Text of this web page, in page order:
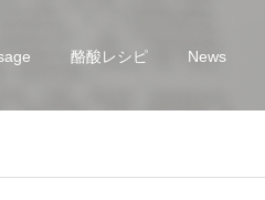
酪酸レシピ News